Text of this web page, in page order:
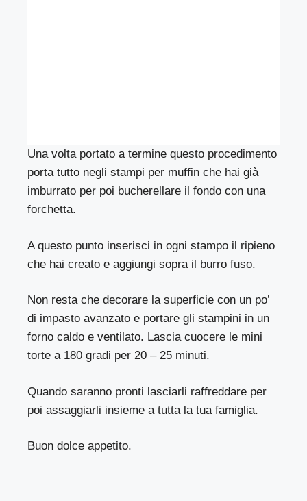
Una volta portato a termine questo procedimento
porta tutto negli stampi per muffin che hai già
imburrato per poi bucherellare il fondo con una
forchetta.
A questo punto inserisci in ogni stampo il ripieno
che hai creato e aggiungi sopra il burro fuso.
Non resta che decorare la superficie con un po’
di impasto avanzato e portare gli stampini in un
forno caldo e ventilato. Lascia cuocere le mini
torte a 180 gradi per 20 – 25 minuti.
Quando saranno pronti lasciarli raffreddare per
poi assaggiarli insieme a tutta la tua famiglia.
Buon dolce appetito.